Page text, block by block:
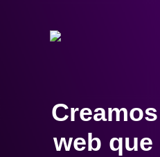
web que